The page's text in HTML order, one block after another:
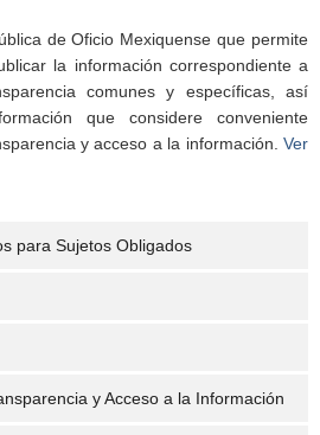
de Oficio Mexiquense que permite
la información correspondiente a
comunes y específicas, así
que considere conveniente
y acceso a la información. Ver
para Sujetos Obligados
y Acceso a la Información